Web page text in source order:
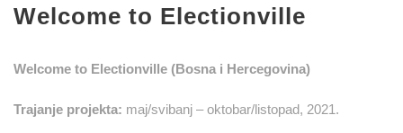
Welcome to Electionville
Welcome to Electionville (Bosna i Hercegovina)
Trajanje projekta: maj/svibanj – oktobar/listopad, 2021.